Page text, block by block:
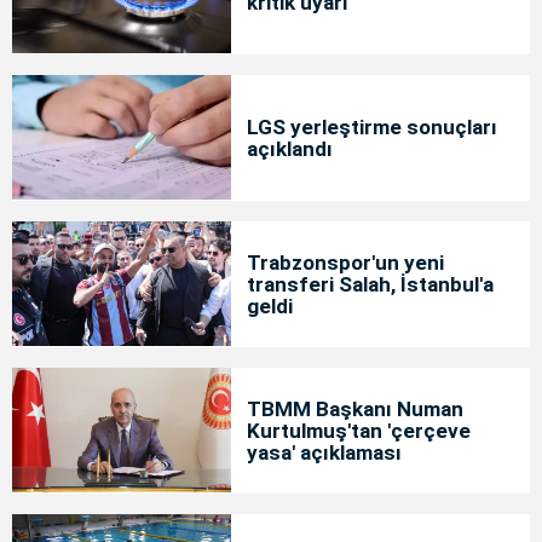
LGS yerleştirme sonuçları
açıklandı
Trabzonspor'un yeni
transferi Salah, İstanbul'a
geldi
TBMM Başkanı Numan
Kurtulmuş'tan 'çerçeve
yasa' açıklaması